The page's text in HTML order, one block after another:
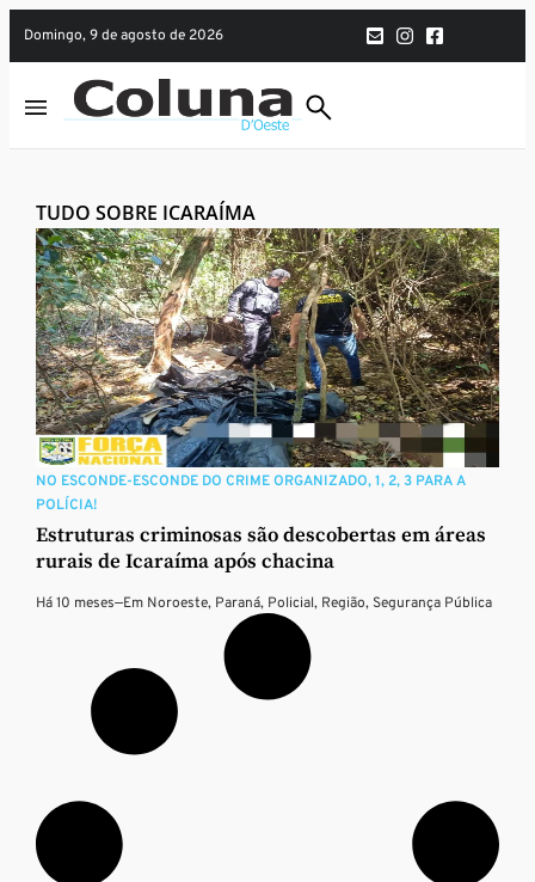
domingo, 9 de agosto de 2026
TUDO SOBRE ICARAÍMA
NO ESCONDE-ESCONDE DO CRIME ORGANIZADO, 1, 2, 3 PARA A
POLÍCIA!
Estruturas criminosas são descobertas em áreas
rurais de Icaraíma após chacina
Há 10 meses—Em Noroeste, Paraná, Policial, Região, Segurança Pública